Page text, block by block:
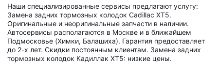
Наши специализированные сервисы предлагают услугу:
Замена задних тормозных колодок Cadillac XT5.
Оригинальные и неоригинальные запчасти в наличии.
Автосервисы располагаются в Москве и в ближайшем
Подмосковье (Химки, Балашиха). Гарантия предоставляет
до 2-х лет. Скидки постоянным клиентам. Замена задних
тормозных колодок Кадиллак ХТ5: низкие цены.